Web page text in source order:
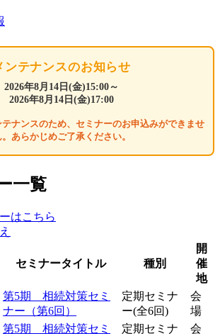
ンテナンスのお知らせ
2026年8月14日(金)15:00～
2026年8月14日(金)17:00
テナンスのため、セミナーのお申込みができませ
。あらかじめご了承ください。
一覧
はこちら
セミナータイトル 種別
開
催
地
第5期 相続対策セミ
ナー（第6回）
定期セミナ
ー(全6回)
会
場
第5期 相続対策セミ
定期セミナ
会